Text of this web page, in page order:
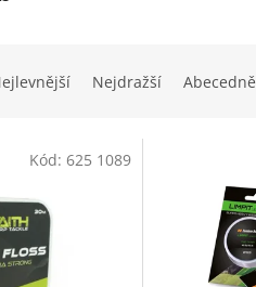
Nejdražší Abecedně
Kód: 625 1089